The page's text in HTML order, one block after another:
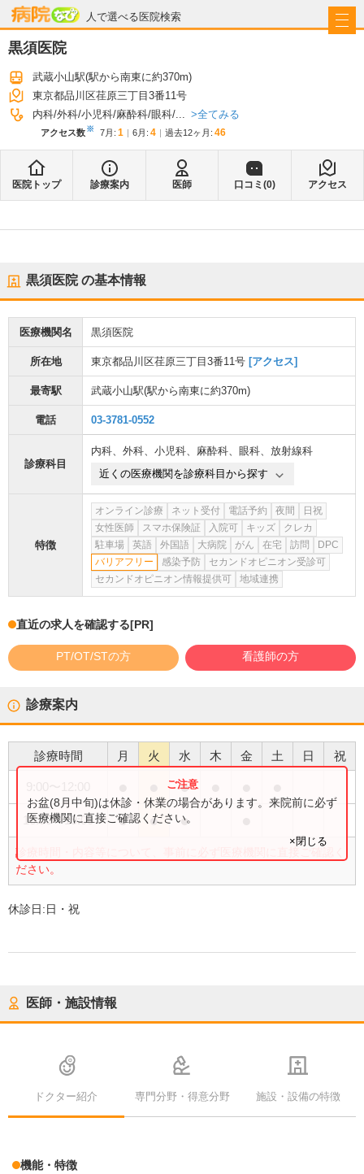
人で選べる医院検索
病院なび
黒須医院
武蔵小山駅(駅から南東に約370m)
東京都品川区荏原三丁目3番11号
内科 外科 小児科 麻酔科 眼科 ... 全てみる
アクセス数※ 7月 : 1 6月 : 4 過去12ヶ月: 46
医院トップ 診療案内 医師 口コミ(0) アクセス
黒須医院の基本情報
医療機関名 黒須医院
所在地 東京都品川区荏原三丁目3番11号 [アクセス]
最寄駅 武蔵小山駅(駅から南東に約370m)
電話 03-3781-0552
診療科目
内科、 外科、 小児科、 麻酔科、 眼科、 放射線科
近くの医療機関を診療科目から探す
特徴
オンライン診療 ネット受付 電話予約 夜間
日祝
女性医師
スマホ保険証 入院可 キッズ
クレカ
駐車場
英語 外国語 大病院 がん 在宅 訪問
DPC
バリアフリー
感染予防
セカンドオピニオン受診可
セカンドオピニオン情報提供可
地域連携
直近の求人を確認する[PR]
PT/OT/STの方 看護師の方
診療案内
診療時間 月 火 水 木 金 土 日 祝
●
16:00〜19:00 ● ● ●
診療時間・内容等について、事前に必ず医療機関に直接ご確認く
ださい。
お盆(8月中旬)は休診・休業の場合があります。来院前に必ず
医療機関に直接ご確認ください。
×閉じる
休診日:日・祝
医師・施設情報
ドクター紹介 専門分野・得意分野 施設・設備の特徴
機能・特徴